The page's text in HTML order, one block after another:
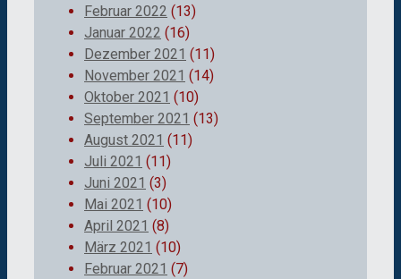
Februar 2022 (13)
Januar 2022 (16)
Dezember 2021 (11)
November 2021 (14)
Oktober 2021 (10)
September 2021 (13)
August 2021 (11)
Juli 2021 (11)
Juni 2021 (3)
Mai 2021 (10)
April 2021 (8)
März 2021 (10)
Februar 2021 (7)